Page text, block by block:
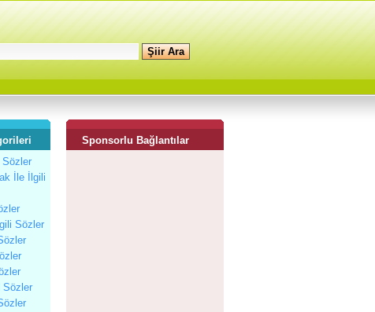
İle İlgili
Sözler
Sözler
Sponsorlu Bağlantılar